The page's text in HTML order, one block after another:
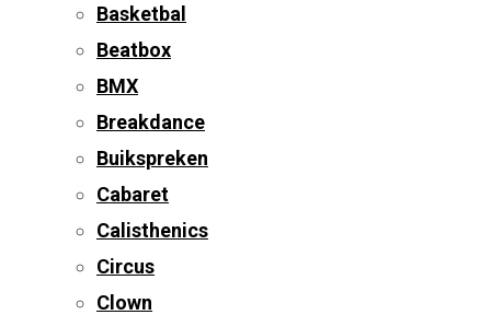
Basketbal
Beatbox
BMX
Breakdance
Buikspreken
Cabaret
Calisthenics
Circus
Clown